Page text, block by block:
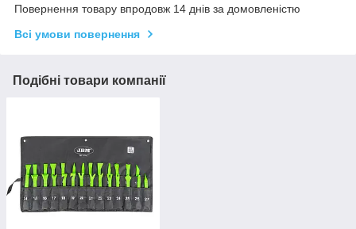
Повернення товару впродовж 14 днів за домовленістю
Всі умови повернення
Подібні товари компанії